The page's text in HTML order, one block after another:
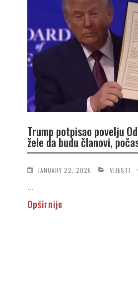
Trump potpisao povelju
žele da budu članovi,
JANUARY 22, 2026 VIJESTI
...
Opširnije